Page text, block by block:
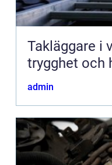
Takläggare i växjö
trygghet och
admin